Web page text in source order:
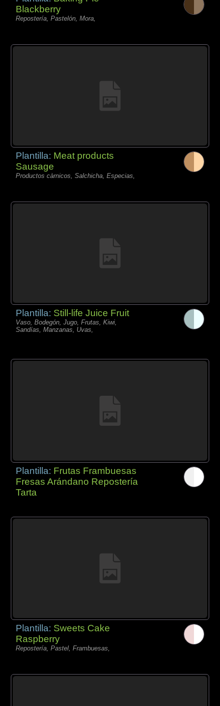
Blackberry
Repostería, Pastelón, Mora,
Plantilla: Meat products
Sausage
Productos càrnicos, Salchicha, Especias,
Plantilla: Still-life Juice Fruit
Vaso, Bodegón, Jugo, Frutas, Kiwi,
Sandías, Manzanas, Uvas,
Plantilla: Frutas Frambuesas
Fresas Arándano Repostería
Tarta
Plantilla: Sweets Cake
Raspberry
Repostería, Pastel, Frambuesas,